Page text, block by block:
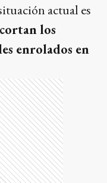
actual es
los
enrolados en